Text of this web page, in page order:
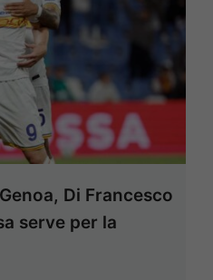
Di Francesco
serve per la